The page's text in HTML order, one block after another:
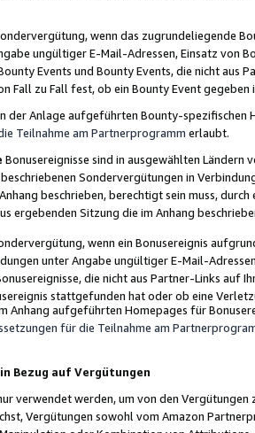
wenn das zugrundeliegende
ungültiger E-Mail-Adressen, Einsatz von
Events und Bounty Events, die nicht
Fall zu Fall fest, ob ein Bounty Event
der Anlage aufgeführten Bounty-spezifischen
Teilnahme am Partnerprogramm erlaubt.
Bonusereignisse sind in ausgewählten Ländern
Sondervergütungen in
beschrieben, berechtigt sein muss,
ergebenden Sitzung die im Anhang
wenn ein Bonusereignis
unter Angabe ungültiger E-Mail-
die nicht aus Partner-Links auf
stattgefunden hat oder ob eine
Anhang aufgeführten Homepages für
für die Teilnahme am
Bezug auf Vergütungen
verwendet werden, um von den
Vergütungen sowohl vom Amazon